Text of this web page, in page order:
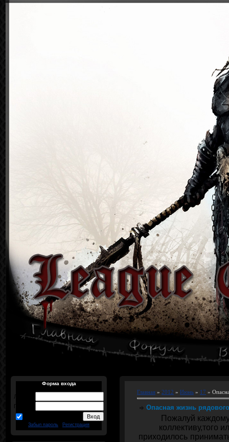
Форма входа
Логин:
Пароль:
Забыл пароль Регистрация
Главная » 2012 » Июнь » 17 »
Опасная жизнь
Пожалуй
коллективу,того
приходилось